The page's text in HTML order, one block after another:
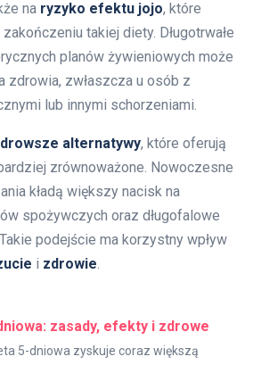
na ryzyko efektu jojo, które
takiej diety. Długotrwałe
planów żywieniowych może
zdrowia, zwłaszcza u osób z
lub innymi schorzeniami.
alternatywy, które oferują
zrównoważone. Nowoczesne
kładą większy nacisk na
spożywczych oraz długofalowe
podejście ma korzystny wpływ
i zdrowie.
zasady, efekty i zdrowe
5-dniowa zyskuje coraz większą